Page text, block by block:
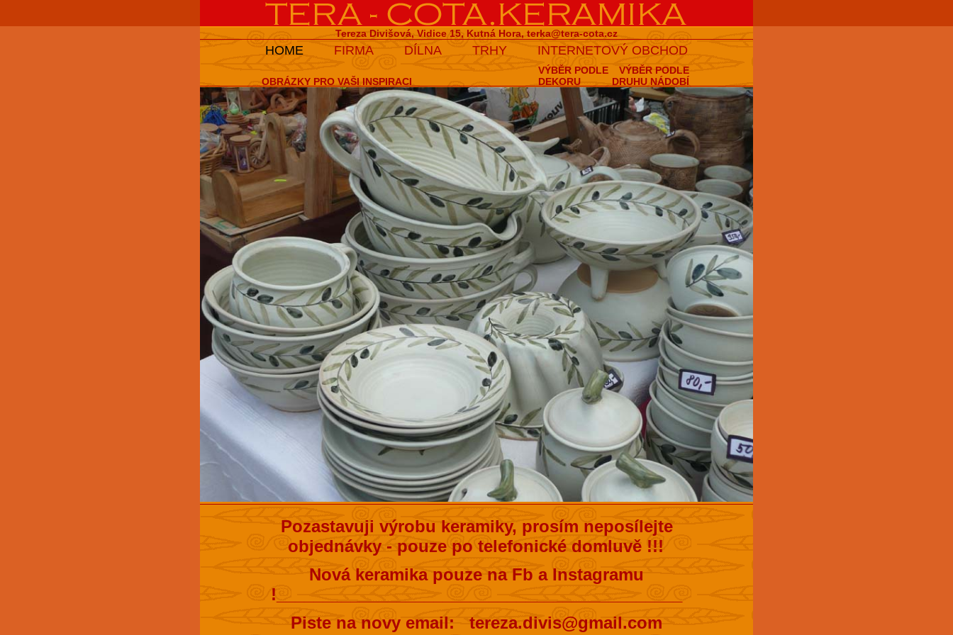
Tereza Divišová, Vidice 15, Kutná Hora, terka@tera-cota.cz
HOME FIRMA DÍLNA TRHY INTERNETOVÝ OBCHOD
OBRÁZKY PRO VAŠI INSPIRACI
VÝBĚR PODLE
DRUHU NÁDOBÍ
VÝBĚR PODLE
DEKORU
Pozastavuji výrobu keramiky, prosím neposílejte
objednávky - pouze po telefonické domluvě !!!
Nová keramika pouze na Fb a Instagramu
!____________________________________________
Piste na novy email: tereza.divis@gmail.com